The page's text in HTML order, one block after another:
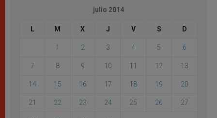
julio 2014
L M X J V S D
1 2 3 4 5 6
7 8 9 10 11 12 13
14 15 16 17 18 19 20
21 22 23 24 25 26 27